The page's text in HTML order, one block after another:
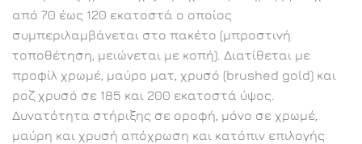
από 70 έως 120 εκατοστά ο οποίος
συμπεριλαμβάνεται στο πακέτο (μπροστινή
τοποθέτηση, μειώνεται με κοπή). Διατίθεται με
προφίλ χρωμέ, μαύρο ματ, χρυσό (brushed gold) και
ροζ χρυσό σε 185 και 200 εκατοστά ύψος.
Δυνατότητα στήριξης σε οροφή, μόνο σε χρωμέ,
μαύρη και χρυσή απόχρωση και κατόπιν επιλογής